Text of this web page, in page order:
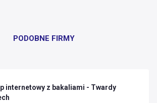
PODOBNE FIRMY
internetowy z bakaliami - Twardy